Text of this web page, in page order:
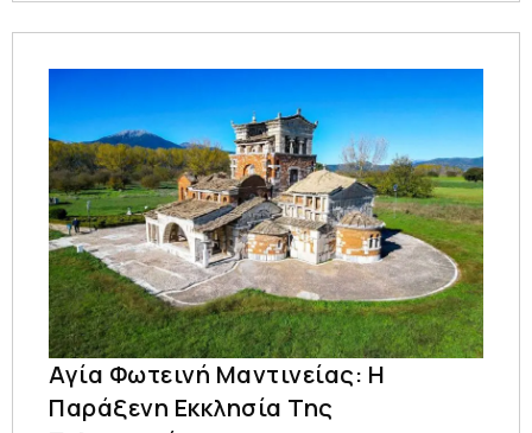
Αγία Φωτεινή Μαντινείας: Η
Παράξενη Εκκλησία Της